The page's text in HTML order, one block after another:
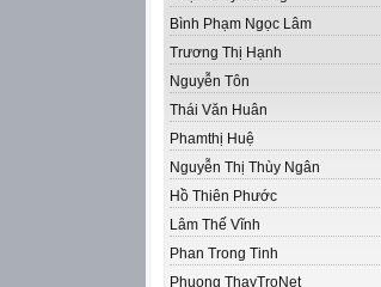
Bình Phạm Ngọc Lâm
Trương Thị Hạnh
Nguyễn Tôn
Thái Văn Huân
Phamthị Huệ
Nguyễn Thị Thùy Ngân
Hồ Thiên Phước
Lâm Thế Vĩnh
Phan Trong Tinh
Phuong ThayTroNet